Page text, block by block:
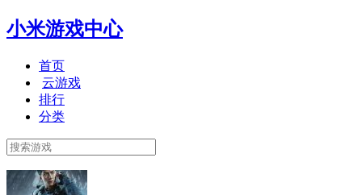
小米游戏中心
首页
云游戏
排行
分类